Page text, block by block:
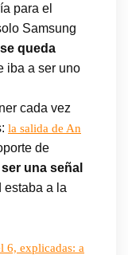
para el
Samsung
se queda
iba a ser uno
cada vez
la salida de An
de
una señal
estaba a la
6, explicadas: a